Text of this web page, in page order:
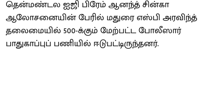
தென்மண்டல ஐஜி பிரேம் ஆனந்த் சின்கா
ஆலோசனையின் பேரில் மதுரை எஸ்பி அரவிந்த்
தலைமையில் 500-க்கும் மேற்பட்ட போலீஸார்
பாதுகாப்புப் பணியில் ஈடுபட்டிருந்தனர்.